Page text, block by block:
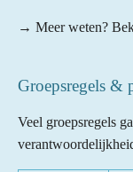
→ Meer weten?
Groepsregels &
Veel groepsregels